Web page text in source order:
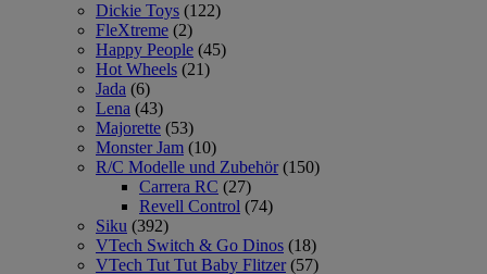
Dickie Toys (122)
FleXtreme (2)
Happy People (45)
Hot Wheels (21)
Jada (6)
Lena (43)
Majorette (53)
Monster Jam (10)
R/C Modelle und Zubehör (150)
Carrera RC (27)
Revell Control (74)
Siku (392)
VTech Switch & Go Dinos (18)
VTech Tut Tut Baby Flitzer (57)